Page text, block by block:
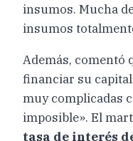
insumos. Mucha
insumos
Además, comentó
financiar su
muy complicadas
imposible». El
tasa de interés